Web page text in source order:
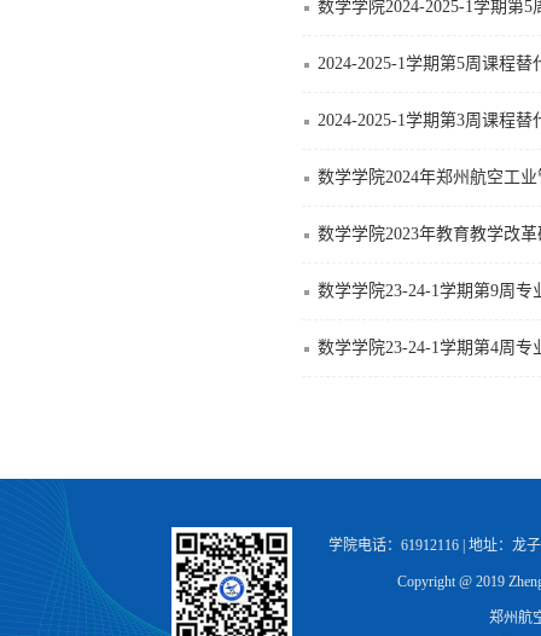
数学学院2024-2025-1学期第
2024-2025-1学期第5周课程替
2024-2025-1学期第3周课程替
数学学院2024年郑州航空工
数学学院2023年教育教学改
数学学院23-24-1学期第9周专
数学学院23-24-1学期第4周专
学院电话：61912116 | 地址：龙
Copyright @ 2019
郑州航